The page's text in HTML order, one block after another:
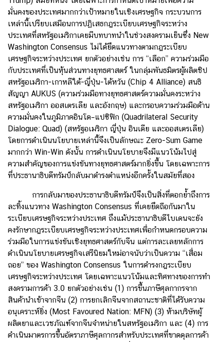
มั่นคงของประเทศมากกว่าเป้าหมายในเชิงเศรษฐกิจ กระบวนการ
เหล่านี้เปรียบเสมือนการปฏิเสธกฎระเบียบเศรษฐกิจระหว่าง
ประเทศที่สหรัฐอเมริกาเคยมีบทบาทนำในช่วงสงครามเย็นซึ่ง New
Washington Consensus ไม่ได้ยึดแนวทางตามกฎระเบียบ
เศรษฐกิจระหว่างประเทศ ยกตัวอย่างเช่น การ “เลือก” ความร่วมมือ
กับประเทศที่เป็นหุ้นส่วนทางยุทธศาสตร์ ในกลุ่มพันธมิตรผู้ผลิตชิป
สหรัฐอเมริกา-เกาหลีใต้-ญี่ปุ่น-ไต้หวัน (Chip 4 Alliance) สนธิ
สัญญา AUKUS (ความร่วมมือทางยุทธศาสตร์ความมั่นคงระหว่าง
สหรัฐอเมริกา ออสเตรเลีย และอังกฤษ) และกรอบความร่วมมือด้าน
ความมั่นคงในภูมิภาคอินโด–แปซิฟิก (Quadrilateral Security
Dialogue: Quad) (สหรัฐอเมริกา ญี่ปุ่น อินเดีย และออสเตรเลีย)
โดยการดำเนินนโยบายเหล่านี้จึงเป็นลักษณะ Zero-Sum Game
มากกว่า Win-Win ดังนั้น การดำเนินนโยบายจึงมีแนวโน้มไปสู่
ความสำคัญของการแข่งขันทางยุทธศาสตร์มากยิ่งขึ้น โดยเฉพาะการ
ที่ประธานาธิบดีทรัมป์กลับมาดำรงตำแหน่งอีกครั้งในสมัยที่สอง
การกลับมาของประธานาธิบดีทรัมป์จึงเป็นสิ่งที่ตอกย้ำถึงการ
ละทิ้งแนวทาง Washington Consensus ที่เคยยึดถือกันมาใน
ระเบียบเศรษฐกิจระหว่างประเทศ ถึงแม้ประธานาธิบดีไบเดนจะยัง
คงรักษากฎระเบียบเศรษฐกิจระหว่างประเทศเพื่อกำหนดกรอบความ
ร่วมมือในการแข่งขันเชิงยุทธศาสตร์กับจีน แต่การละเลยหลักการ
ดำเนินนโยบายเศรษฐกิจเสรีนิยมใหม่อาจนับว่าเป็นความ “เสื่อม
ถอย” ของ Washington Consensus ในการดำรงกฎระเบียบ
เศรษฐกิจระหว่างประเทศ โดยเฉพาะแนวโน้มและทิศทางของการทำ
สงครามการค้า 3.0 ยกตัวอย่างเช่น (1) การขึ้นภาษีศุลกากรจาก
สินค้านำเข้าจากจีน (2) การยกเลิกจีนจากสถานะชาติที่ได้รับความ
อนุเคราะห์ยิ่ง (Most Favoured Nation: MFN) (3) ห้ามบริษัทผู้
ผลิตยาและเวชภัณฑ์จากจีนจำหน่ายในสหรัฐอเมริกา และ (4) การ
ดำเนินมาตรการขึ้นอัตราภาษีศุลกากรสำหรับประเทศที่ขาดดุลการค้า